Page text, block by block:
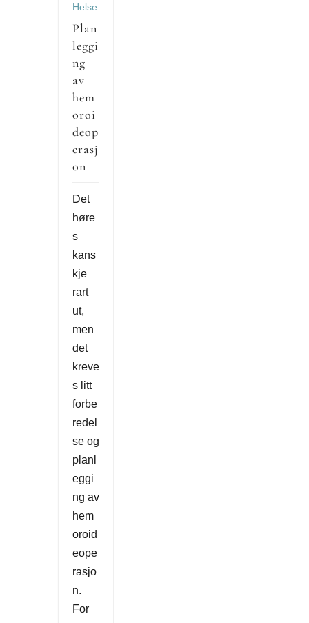
Helse
Plan
leggi
ng
av
hem
oroi
deop
erasj
on
Det
høre
s
kans
kje
rart
ut,
men
det
kreve
s litt
forbe
redel
se og
planl
eggi
ng av
hem
oroid
eope
rasjo
n.
For